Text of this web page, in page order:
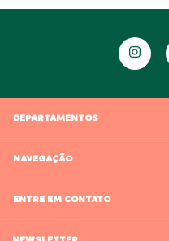
DEPARTAMENTOS
NAVEGAÇÃO
ENTRE EM CONTATO